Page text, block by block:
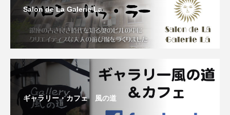
Salon de La Galerie La
ギャラリー・カフェ 風の道